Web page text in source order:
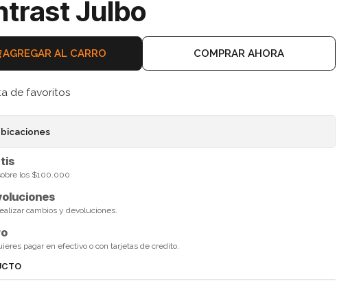
Julbo
AGREGAR AL CARRO COMPRAR AHORA
de favoritos
los $100.000
cambios y devoluciones.
pagar en efectivo o con tarjetas de credito.